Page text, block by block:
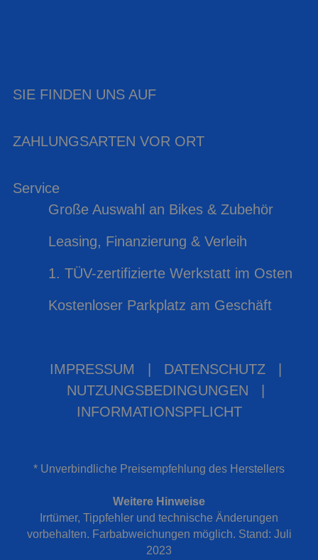
SIE FINDEN UNS AUF
ZAHLUNGSARTEN VOR ORT
Service
Große Auswahl an Bikes & Zubehör
Leasing, Finanzierung & Verleih
1. TÜV-zertifizierte Werkstatt im Osten
Kostenloser Parkplatz am Geschäft
IMPRESSUM DATENSCHUTZ
NUTZUNGSBEDINGUNGEN
INFORMATIONSPFLICHT
* Unverbindliche Preisempfehlung des Herstellers
Weitere Hinweise
Irrtümer, Tippfehler und technische Änderungen
vorbehalten. Farbabweichungen möglich. Stand: Juli
2023